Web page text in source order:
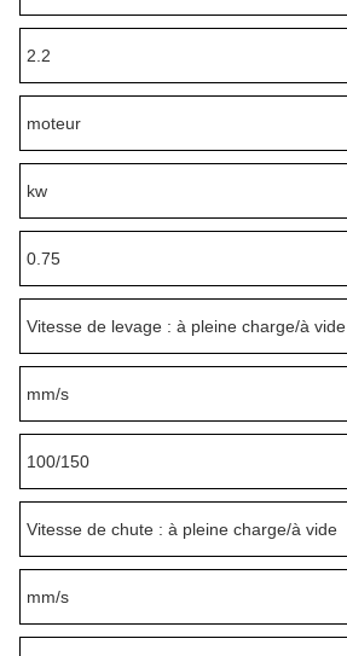
2.2
moteur
kw
0.75
Vitesse de levage : à pleine charge/à vide
mm/s
100/150
Vitesse de chute : à pleine charge/à vide
mm/s